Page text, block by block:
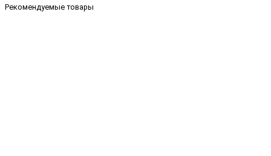
Рекомендуемые товары